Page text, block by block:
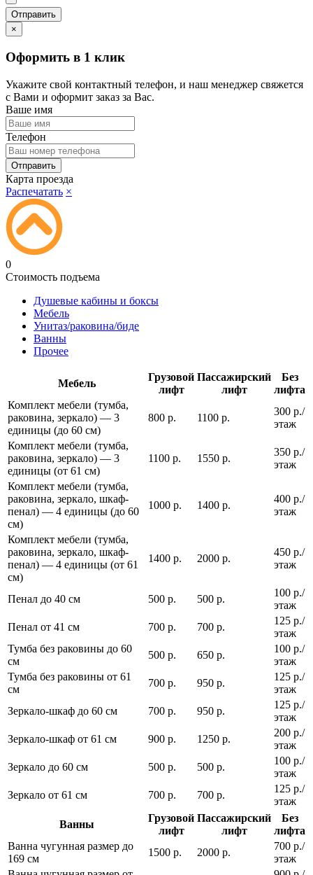
×
Оформить в 1 клик
Укажите свой контактный телефон, и наш менеджер свяжется
с Вами и оформит заказ за Вас.
Ваше имя
Телефон
Карта проезда
Распечатать ×
0
Стоимость подъема
Душевые кабины и боксы
Мебель
Унитаз/раковина/биде
Ванны
Прочее
Мебель
Грузовой
лифт
Пассажирский
лифт
Без
лифта
Комплект мебели (тумба,
раковина, зеркало) — 3
единицы (до 60 см)
800 р. 1100 р.
300 р./
этаж
Комплект мебели (тумба,
раковина, зеркало) — 3
единицы (от 61 см)
1100 р. 1550 р.
350 р./
этаж
Комплект мебели (тумба,
раковина, зеркало, шкаф-
пенал) — 4 единицы (до 60
см)
1000 р. 1400 р.
400 р./
этаж
Комплект мебели (тумба,
раковина, зеркало, шкаф-
пенал) — 4 единицы (от 61
см)
1400 р. 2000 р.
450 р./
этаж
Пенал до 40 см 500 р. 500 р.
100 р./
этаж
Пенал от 41 см
700 р. 700 р.
125 р./
этаж
Тумба без раковины до 60
см
500 р. 650 р.
100 р./
этаж
Тумба без раковины от 61
см
700 р. 950 р.
125 р./
этаж
Зеркало-шкаф до 60 см
700 р. 950 р.
125 р./
этаж
Зеркало-шкаф от 61 см
900 р. 1250 р.
200 р./
этаж
Зеркало до 60 см
500 р. 500 р.
100 р./
этаж
Зеркало от 61 см
700 р. 700 р.
125 р./
этаж
Ванны
Грузовой
лифт
Пассажирский
лифт
Без
лифта
Ванна чугунная размер до
169 см
1500 р. 2000 р.
700 р./
этаж